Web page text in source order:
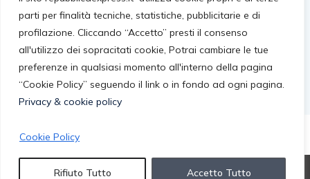
parti per finalità tecniche, statistiche, pubblicitarie e di
profilazione. Cliccando “Accetto” presti il consenso
all'utilizzo dei sopracitati cookie, Potrai cambiare le tue
preferenze in qualsiasi momento all'interno della pagina
“Cookie Policy” seguendo il link o in fondo ad ogni pagina.
Privacy & cookie policy
Cookie Policy
Rifiuto Tutto Accetto Tutto
villageonline Walter Eddie Cosina
© 2026 repubblicaexpress.it. All rights reserved.